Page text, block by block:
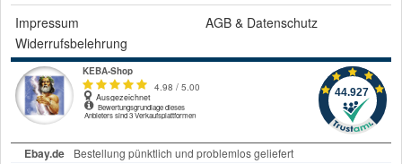
Impressum
AGB & Datenschutz
Widerrufsbelehrung